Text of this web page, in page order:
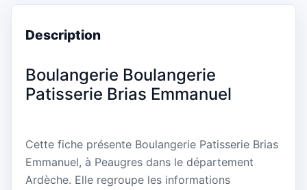
Description
Boulangerie Boulangerie
Patisserie Brias Emmanuel
Cette fiche présente Boulangerie Patisserie Brias
Emmanuel, à Peaugres dans le département
Ardèche. Elle regroupe les informations